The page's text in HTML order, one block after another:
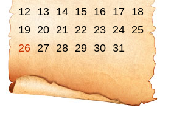
12 13 14 15 16 17 18
19 20 21 22 23 24 25
26 27 28 29 30 31